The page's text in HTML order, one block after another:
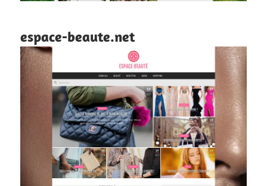
espace-beaute.net